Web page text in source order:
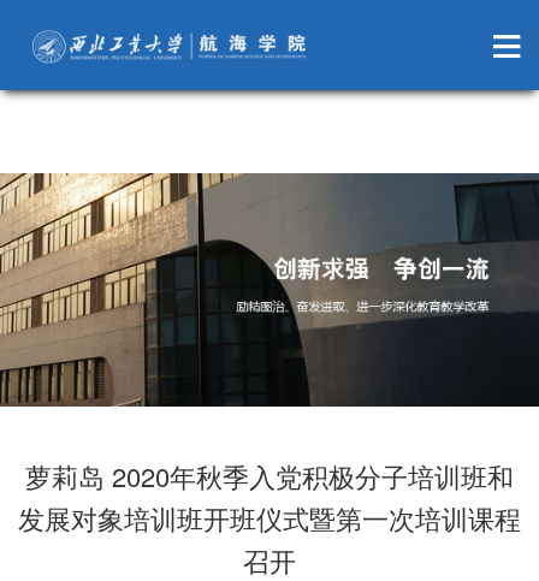
萝莉岛
萝莉岛 2020年秋季入党积极分子培训班和
发展对象培训班开班仪式暨第一次培训课程
召开